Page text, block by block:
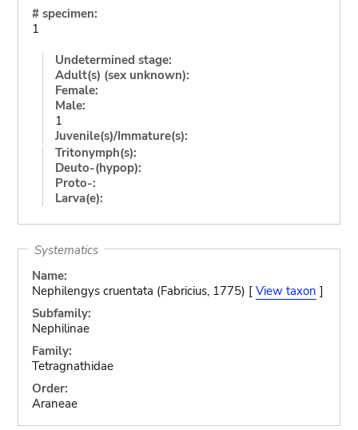
# specimen:
1
Undetermined stage:
Adult(s) (sex unknown):
Female:
Male:
1
Juvenile(s)/Immature(s):
Tritonymph(s):
Deuto-(hypop):
Proto-:
Larva(e):
Systematics
Name:
Nephilengys cruentata (Fabricius, 1775) [ View taxon ]
Subfamily:
Nephilinae
Family:
Tetragnathidae
Order:
Araneae